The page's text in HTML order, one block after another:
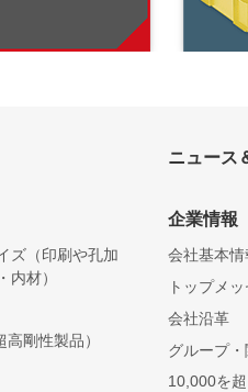
ズ（印刷や孔加
内材）
剛性製品）
ニュース
企業情報
会社基本情
トップメ
会社沿革
グループ
10,000を